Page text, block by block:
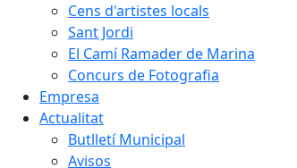
Cens d'artistes locals
Sant Jordi
El Camí Ramader de Marina
Concurs de Fotografia
Empresa
Actualitat
Butlletí Municipal
Avisos